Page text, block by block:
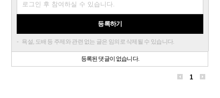
등록하기
욕설, 도배 등 주제와 관련 없는 글은 임의로 삭제될 수 있습니다.
등록된 댓글이 없습니다.
1